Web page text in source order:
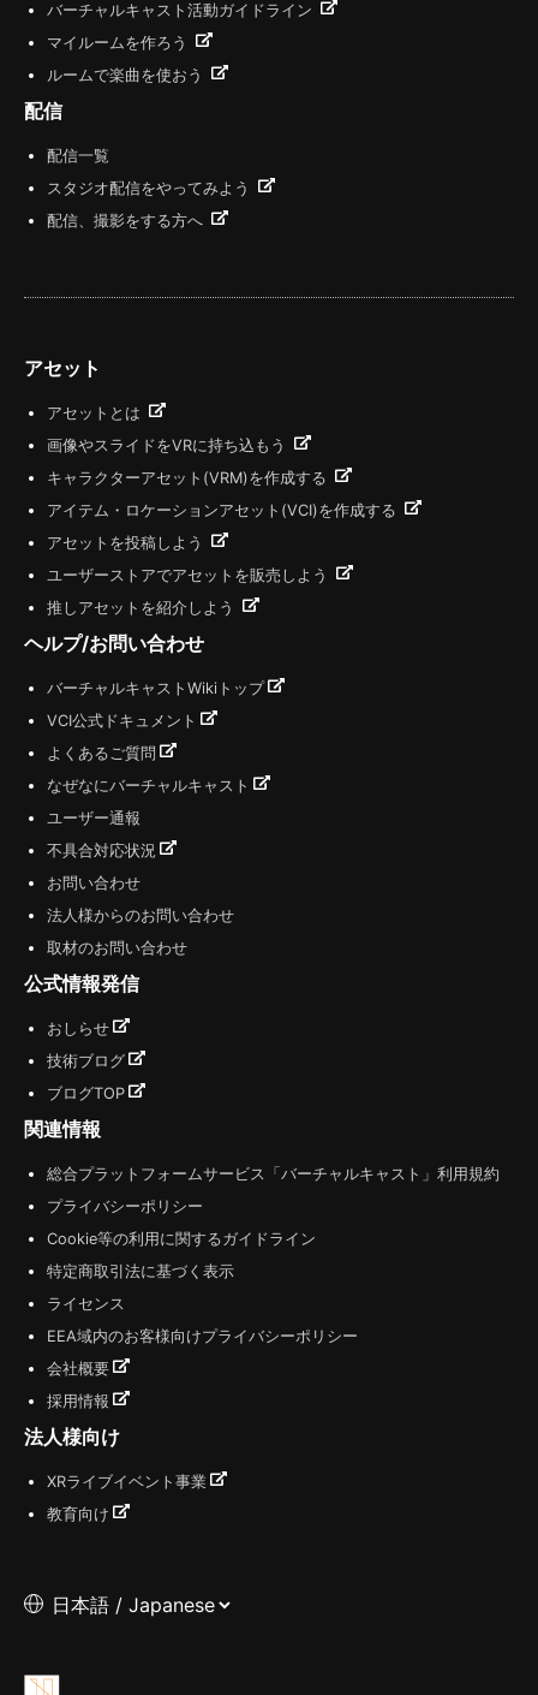
バーチャルキャスト活動ガイドライン
マイルームを作ろう
ルームで楽曲を使おう
配信
配信一覧
スタジオ配信をやってみよう
配信、撮影をする方へ
アセット
アセットとは
画像やスライドをVRに持ち込もう
キャラクターアセット(VRM)を作成する
アイテム・ロケーションアセット(VCI)を作成する
アセットを投稿しよう
ユーザーストアでアセットを販売しよう
推しアセットを紹介しよう
ヘルプ/お問い合わせ
バーチャルキャストWikiトップ
VCI公式ドキュメント
よくあるご質問
なぜなにバーチャルキャスト
ユーザー通報
不具合対応状況
お問い合わせ
法人様からのお問い合わせ
取材のお問い合わせ
公式情報発信
おしらせ
技術ブログ
ブログTOP
関連情報
総合プラットフォームサービス「バーチャルキャスト」利用規約
プライバシーポリシー
Cookie等の利用に関するガイドライン
特定商取引法に基づく表示
ライセンス
EEA域内のお客様向けプライバシーポリシー
会社概要
採用情報
法人様向け
XRライブイベント事業
教育向け